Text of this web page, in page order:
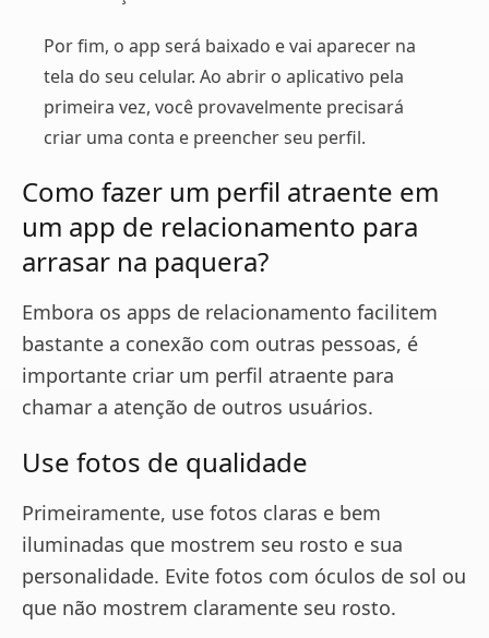
Por fim, o app será baixado e vai aparecer na
tela do seu celular. Ao abrir o aplicativo pela
primeira vez, você provavelmente precisará
criar uma conta e preencher seu perfil.
Como fazer um perfil atraente em
um app de relacionamento para
arrasar na paquera?
Embora os apps de relacionamento facilitem
bastante a conexão com outras pessoas, é
importante criar um perfil atraente para
chamar a atenção de outros usuários.
Use fotos de qualidade
Primeiramente, use fotos claras e bem
iluminadas que mostrem seu rosto e sua
personalidade. Evite fotos com óculos de sol ou
que não mostrem claramente seu rosto.